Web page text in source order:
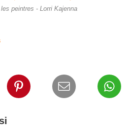
peintres - Lorri Kajenna